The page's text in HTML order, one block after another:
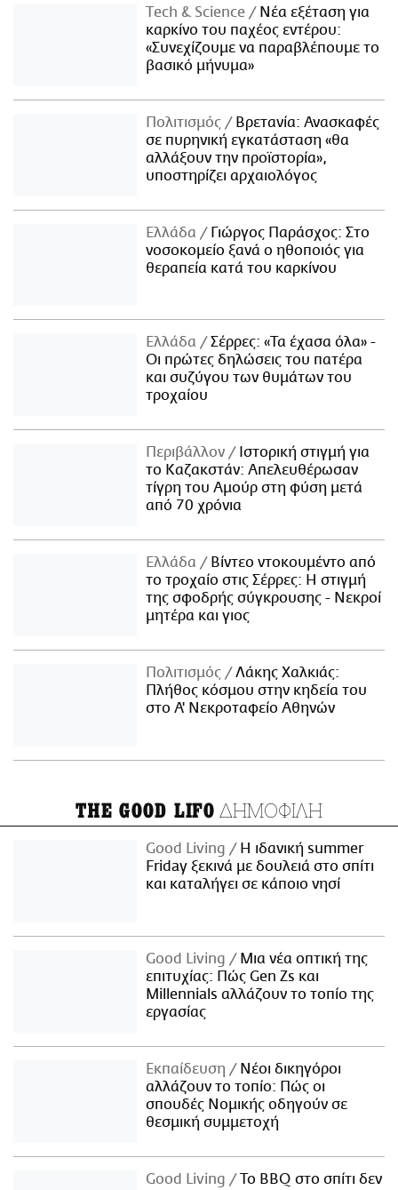
Τech & Science
Νέα εξέταση για
καρκίνο του παχέος εντέρου:
«Συνεχίζουμε να παραβλέπουμε το
βασικό μήνυμα»
Πολιτισμός
Βρετανία: Ανασκαφές
σε πυρηνική εγκατάσταση «θα
αλλάξουν την προϊστορία»,
υποστηρίζει αρχαιολόγος
Ελλάδα
Γιώργος Παράσχος: Στο
νοσοκομείο ξανά ο ηθοποιός για
θεραπεία κατά του καρκίνου
Ελλάδα
Σέρρες: «Τα έχασα όλα» -
Οι πρώτες δηλώσεις του πατέρα
και συζύγου των θυμάτων του
τροχαίου
Περιβάλλον
Ιστορική στιγμή για
το Καζακστάν: Απελευθέρωσαν
τίγρη του Αμούρ στη φύση μετά
από 70 χρόνια
Ελλάδα
Βίντεο ντοκουμέντο από
το τροχαίο στις Σέρρες: Η στιγμή
της σφοδρής σύγκρουσης - Νεκροί
μητέρα και γιος
Πολιτισμός
Λάκης Χαλκιάς:
Πλήθος κόσμου στην κηδεία του
στο Α' Νεκροταφείο Αθηνών
THE GOOD LIFO ΔΗΜΟΦΙΛΗ
Good Living
Η ιδανική summer
Friday ξεκινά με δουλειά στο σπίτι
και καταλήγει σε κάποιο νησί
Good Living
Μια νέα οπτική της
επιτυχίας: Πώς Gen Zs και
Millennials αλλάζουν το τοπίο της
εργασίας
Εκπαίδευση
Νέοι δικηγόροι
αλλάζουν το τοπίο: Πώς οι
σπουδές Νομικής οδηγούν σε
θεσμική συμμετοχή
Good Living
Το BBQ στο σπίτι δεν